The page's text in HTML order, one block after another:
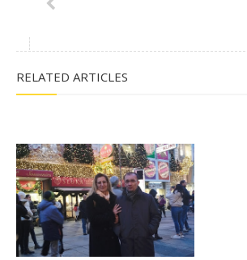
RELATED ARTICLES